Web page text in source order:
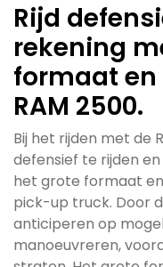
Rijd
rekening
formaat
RAM 2500.
Bij het rijden met de
defensief te rijden
het grote formaat
pick-up truck. Door
anticiperen op
manoeuvreren,